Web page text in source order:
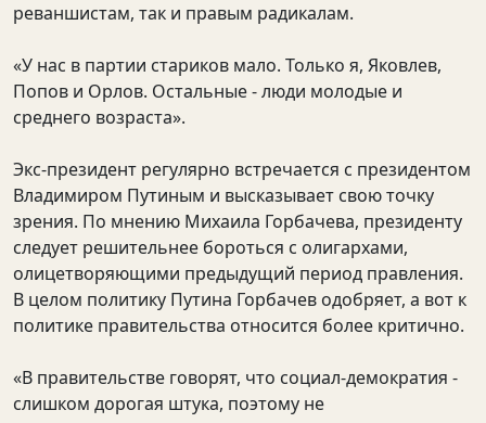
реваншистам, так и правым радикалам.
«У нас в партии стариков мало. Только я, Яковлев,
Попов и Орлов. Остальные - люди молодые и
среднего возраста».
Экс-президент регулярно встречается с президентом
Владимиром Путиным и высказывает свою точку
зрения. По мнению Михаила Горбачева, президенту
следует решительнее бороться с олигархами,
олицетворяющими предыдущий период правления.
В целом политику Путина Горбачев одобряет, а вот к
политике правительства относится более критично.
«В правительстве говорят, что социал-демократия -
слишком дорогая штука, поэтому не